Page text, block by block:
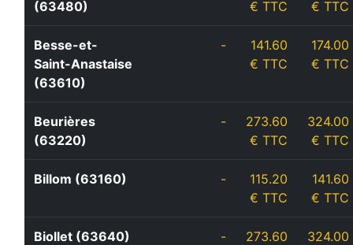
(63480)
€ TTC
€ TTC
Besse-et-
Saint-Anastaise
(63610)
-
141.60
€ TTC
174.00
€ TTC
Beurières
(63220)
-
273.60
€ TTC
324.00
€ TTC
Billom (63160) -
115.20
€ TTC
141.60
€ TTC
Biollet (63640) -
273.60
324.00